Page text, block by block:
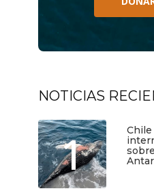
NOTICIAS
1